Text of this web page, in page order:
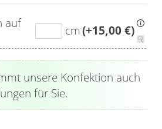
auf
cm(+15,00 €)
unsere Konfektion auch
für Sie.